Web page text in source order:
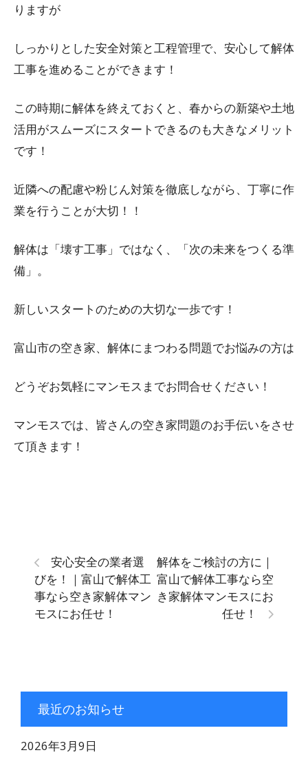
りますが
しっかりとした安全対策と工程管理で、安心して解体
工事を進めることができます！
この時期に解体を終えておくと、春からの新築や土地
活用がスムーズにスタートできるのも大きなメリット
です！
近隣への配慮や粉じん対策を徹底しながら、丁寧に作
業を行うことが大切！！
解体は「壊す工事」ではなく、「次の未来をつくる準
備」。
新しいスタートのための大切な一歩です！
富山市の空き家、解体にまつわる問題でお悩みの方は
どうぞお気軽にマンモスまでお問合せください！
マンモスでは、皆さんの空き家問題のお手伝いをさせ
て頂きます！
安心安全の業者選
びを！｜富山で解体工
事なら空き家解体マン
モスにお任せ！
解体をご検討の方に｜
富山で解体工事なら空
き家解体マンモスにお
任せ！
最近のお知らせ
2026年3月9日